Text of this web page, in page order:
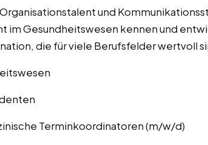
und
im Gesundheitswesen kennen und
die für viele Berufsfelder wertvoll
Terminkoordinatoren (m/w/d)